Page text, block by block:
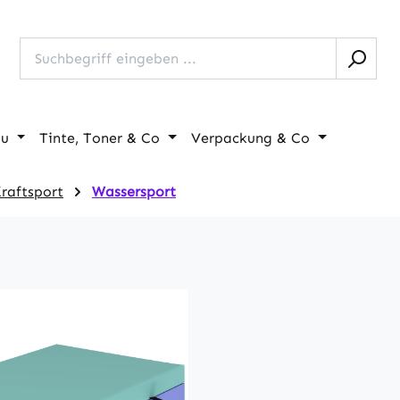
Tinte, Toner & Co Verpackung & Co
Wassersport